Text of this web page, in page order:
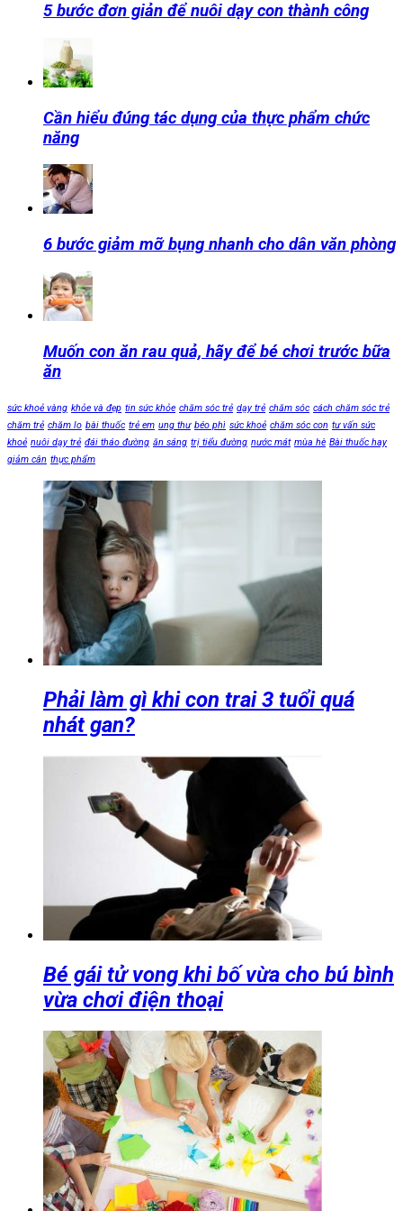
5 bước đơn giản để nuôi dạy con thành công
Cần hiểu đúng tác dụng của thực phẩm chức
năng
6 bước giảm mỡ bụng nhanh cho dân văn phòng
Muốn con ăn rau quả, hãy để bé chơi trước bữa
ăn
sức khoẻ vàng khỏe và đẹp tin sức khỏe chăm sóc trẻ dạy trẻ chăm sóc cách chăm sóc trẻ
chăm trẻ chăm lo bài thuốc trẻ em ung thư béo phì sức khoẻ chăm sóc con tư vấn sức
khoẻ nuôi dạy trẻ đái tháo đường ăn sáng trị tiểu đường nước mát mùa hè Bài thuốc hay
giảm cân thực phẩm
Phải làm gì khi con trai 3 tuổi quá
nhát gan?
Bé gái tử vong khi bố vừa cho bú bình
vừa chơi điện thoại